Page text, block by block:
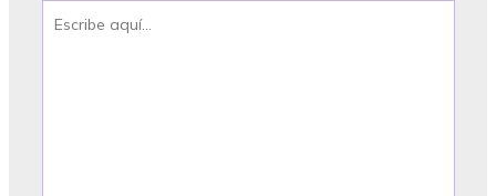
aquí...